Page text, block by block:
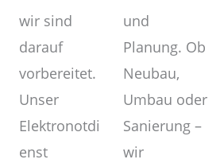
wir sind
darauf
vorbereitet.
Unser
Elektronotdi
enst
und
Planung. Ob
Neubau,
Umbau oder
Sanierung –
wir